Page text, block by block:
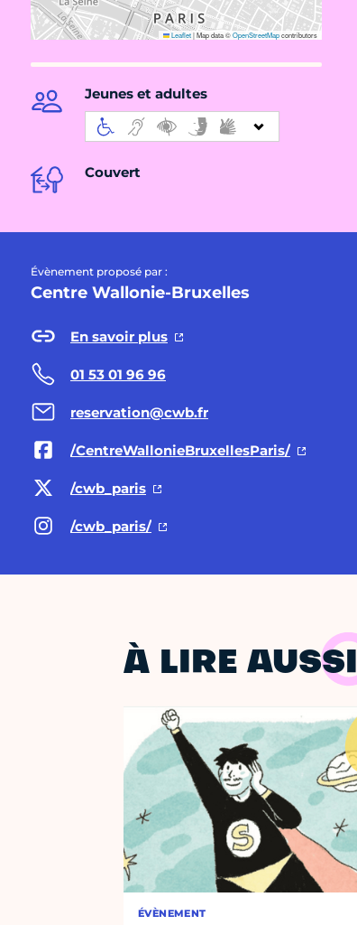
Leaflet|Map data ©OpenStreetMapcontributors
Jeunes et adultes
Couvert
Évènement proposé par :
Centre Wallonie-Bruxelles
En savoir plus
01 53 01 96 96
reservation@cwb.fr
/CentreWallonieBruxellesParis/
/cwb_paris
/cwb_paris/
À LIRE AUSSI
ÉVÈNEMENT